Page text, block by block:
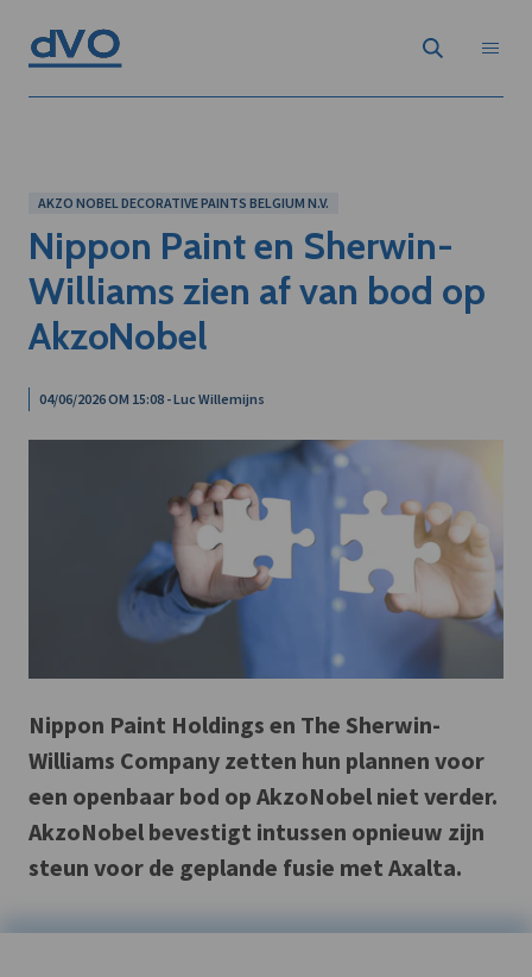
AKZO NOBEL DECORATIVE PAINTS BELGIUM N.V.
Nippon Paint en Sherwin-
Williams zien af van bod op
AkzoNobel
04/06/2026 OM 15:08 - Luc Willemijns
Nippon Paint Holdings en The Sherwin-
Williams Company zetten hun plannen voor
een openbaar bod op AkzoNobel niet verder.
AkzoNobel bevestigt intussen opnieuw zijn
steun voor de geplande fusie met Axalta.